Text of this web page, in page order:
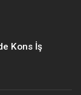
Kons İş